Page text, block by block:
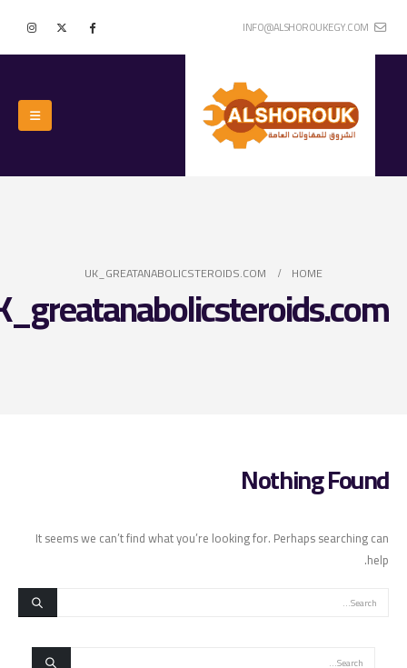
INFO@ALSHOROUKEGY.COM
HOME
UK_GREATANABOLICSTEROIDS.COM
Nothing Found
It seems we can’t find what you’re looking for. Perhaps searching can
help.